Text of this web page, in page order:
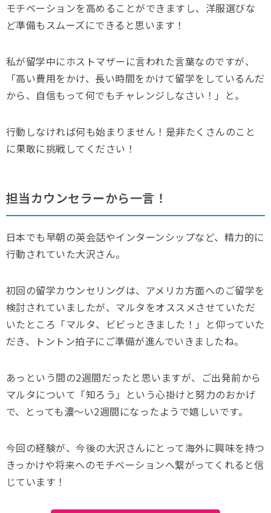
モチベーションを高めることができますし、洋服選びな
ど準備もスムーズにできると思います！
私が留学中にホストマザーに言われた言葉なのですが、
「高い費用をかけ、長い時間をかけて留学をしているんだ
から、自信もって何でもチャレンジしなさい！」と。
行動しなければ何も始まりません！是非たくさんのこと
に果敢に挑戦してください！
担当カウンセラーから一言！
日本でも早朝の英会話やインターンシップなど、精力的に
行動されていた大沢さん。
初回の留学カウンセリングは、アメリカ方面へのご留学を
検討されていましたが、マルタをオススメさせていただ
いたところ「マルタ、ビビっときました！」と仰っていた
だき、トントン拍子にご準備が進んでいきましたね。
あっという間の2週間だったと思いますが、ご出発前から
マルタについて「知ろう」という心掛けと努力のおかげ
で、とっても濃～い2週間になったようで嬉しいです。
今回の経験が、今後の大沢さんにとって海外に興味を持つ
きっかけや将来へのモチベーションへ繋がってくれると信
じています！